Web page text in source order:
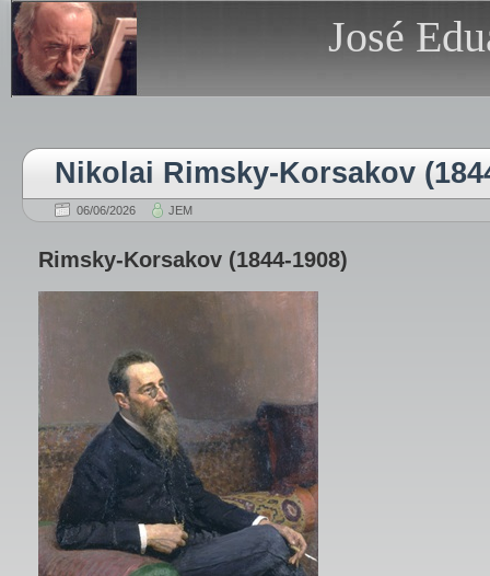
José
Nikolai Rimsky-Korsakov
06/06/2026 JEM
Rimsky-Korsakov (1844-1908)